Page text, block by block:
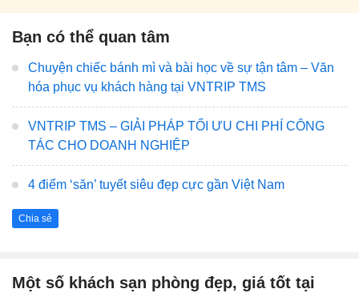
Bạn có thể quan tâm
Chuyện chiếc bánh mì và bài học về sự tận tâm – Văn
hóa phục vụ khách hàng tại VNTRIP TMS
VNTRIP TMS – GIẢI PHÁP TỐI ƯU CHI PHÍ CÔNG
TÁC CHO DOANH NGHIỆP
4 điểm ‘săn’ tuyết siêu đẹp cực gần Việt Nam
Chia sẻ
Một số khách sạn phòng đẹp, giá tốt tại